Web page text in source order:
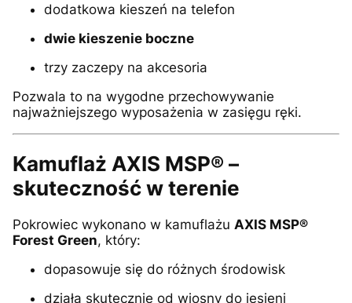
dodatkowa kieszeń na telefon
dwie kieszenie boczne
trzy zaczepy na akcesoria
Pozwala to na wygodne przechowywanie
najważniejszego wyposażenia w zasięgu ręki.
Kamuflaż AXIS MSP® –
skuteczność w terenie
Pokrowiec wykonano w kamuflażu AXIS MSP®
Forest Green, który:
dopasowuje się do różnych środowisk
działa skutecznie od wiosny do jesieni